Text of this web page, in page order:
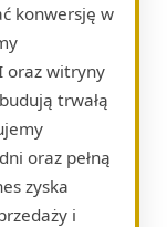
konwersję w
oraz witryny
trwałą
oraz pełną
zyska
i